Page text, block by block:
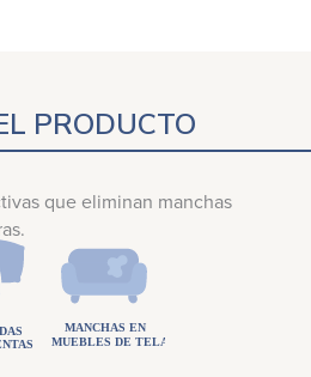
PRODUCTO
que eliminan manchas